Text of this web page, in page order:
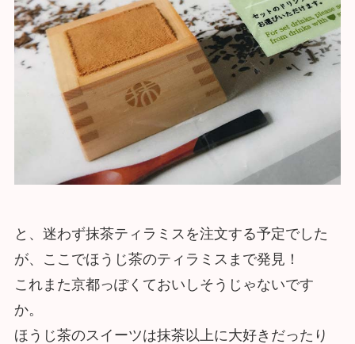
と、迷わず抹茶ティラミスを注文する予定でした
が、ここでほうじ茶のティラミスまで発見！
これまた京都っぽくておいしそうじゃないです
か。
ほうじ茶のスイーツは抹茶以上に大好きだったり